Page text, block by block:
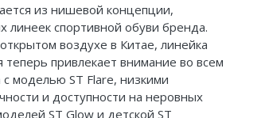
из нишевой концепции,
линеек спортивной обуви бренда.
воздухе в Китае, линейка
привлекает внимание во всем
моделью ST Flare, низкими
и доступности на неровных
ST Glow и детской ST